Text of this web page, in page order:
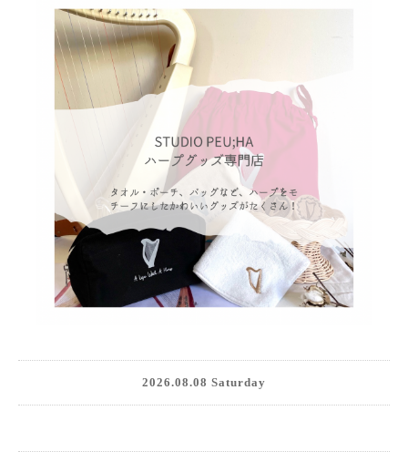
2026.08.08 Saturday